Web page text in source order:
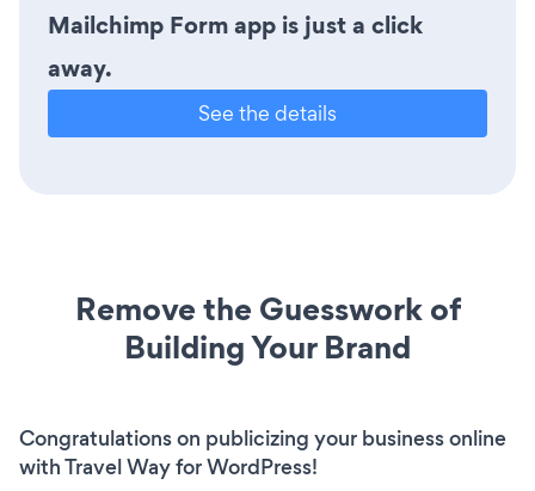
Mailchimp Form app is just a click
away.
See the details
Remove the Guesswork of
Building Your Brand
Congratulations on publicizing your business online
with Travel Way for WordPress!